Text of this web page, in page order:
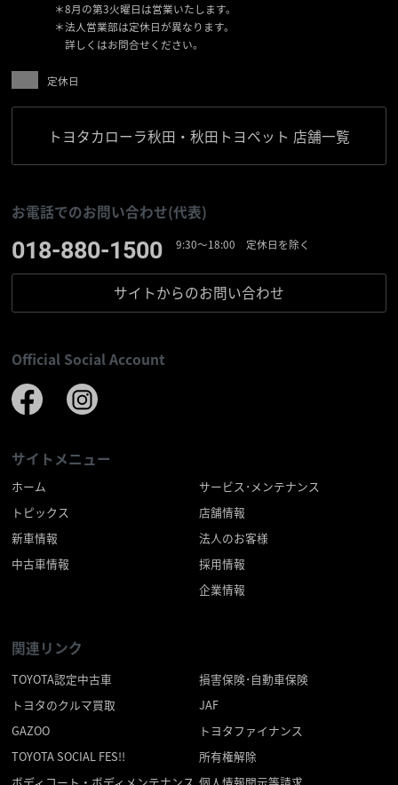
＊8月の第3火曜日は営業いたします。
＊法人営業部は定休日が異なります。
詳しくはお問合せください。
定休日
トヨタカローラ秋田・秋田トヨペット 店舗一覧
お電話でのお問い合わせ(代表)
018-880-1500 9:30〜18:00 定休日を除く
サイトからのお問い合わせ
Official Social Account
サイトメニュー
ホーム
トピックス
新車情報
中古車情報
サービス･メンテナンス
店舗情報
法人のお客様
採用情報
企業情報
関連リンク
TOYOTA認定中古車
トヨタのクルマ買取
GAZOO
TOYOTA SOCIAL FES!!
損害保険･自動車保険
JAF
トヨタファイナンス
所有権解除